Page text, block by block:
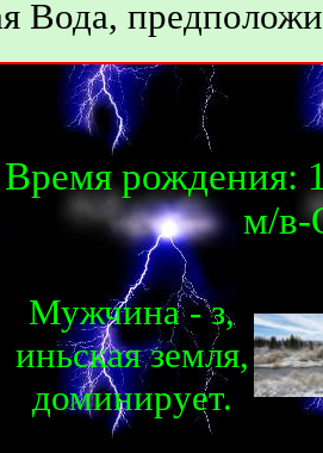
Вода,
Время рождения:
м/в-
Мужчина - з,
иньcкая земля,
доминирует.